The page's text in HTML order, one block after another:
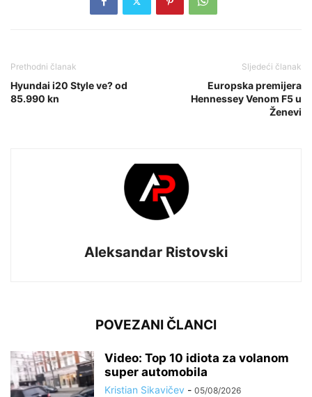
Prethodni članak
Hyundai i20 Style ve? od
85.990 kn
Sljedeći članak
Europska premijera
Hennessey Venom F5 u
Ženevi
Aleksandar Ristovski
POVEZANI ČLANCI
Video: Top 10 idiota za volanom
super automobila
Kristian Sikavičev - 05/08/2026